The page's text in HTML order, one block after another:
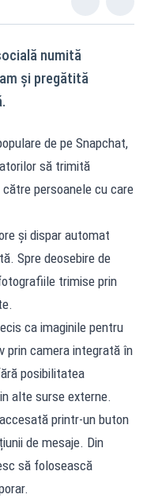
numită
și pregătită
de pe Snapchat,
să trimită
persoanele cu care
și dispar automat
Spre deosebire de
trimise prin
ca imaginile pentru
prin camera integrată în
posibilitatea
alte surse externe.
printr-un buton
de mesaje. Din
să folosească